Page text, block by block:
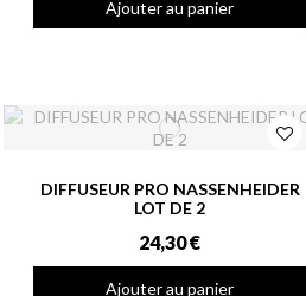
Ajouter au panier
DIFFUSEUR PRO NASSENHEIDER
LOT DE 2
24,30 €
Ajouter au panier